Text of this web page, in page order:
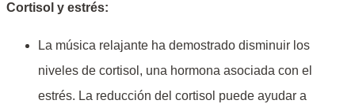
Cortisol y estrés:
La música relajante ha demostrado disminuir los
niveles de cortisol, una hormona asociada con el
estrés. La reducción del cortisol puede ayudar a